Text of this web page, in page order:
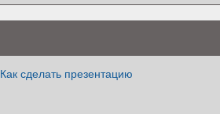
Как сделать презентацию